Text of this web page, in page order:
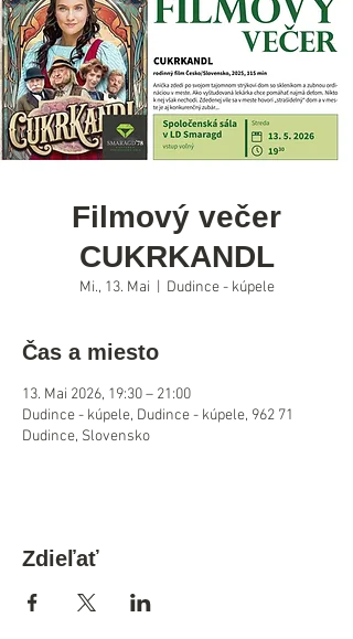
Filmový večer
CUKRKANDL
Mi., 13. Mai Dudince - kúpele
Čas a miesto
13. Mai 2026, 19:30 – 21:00
Dudince - kúpele, Dudince - kúpele, 962 71
Dudince, Slovensko
Zdieľať